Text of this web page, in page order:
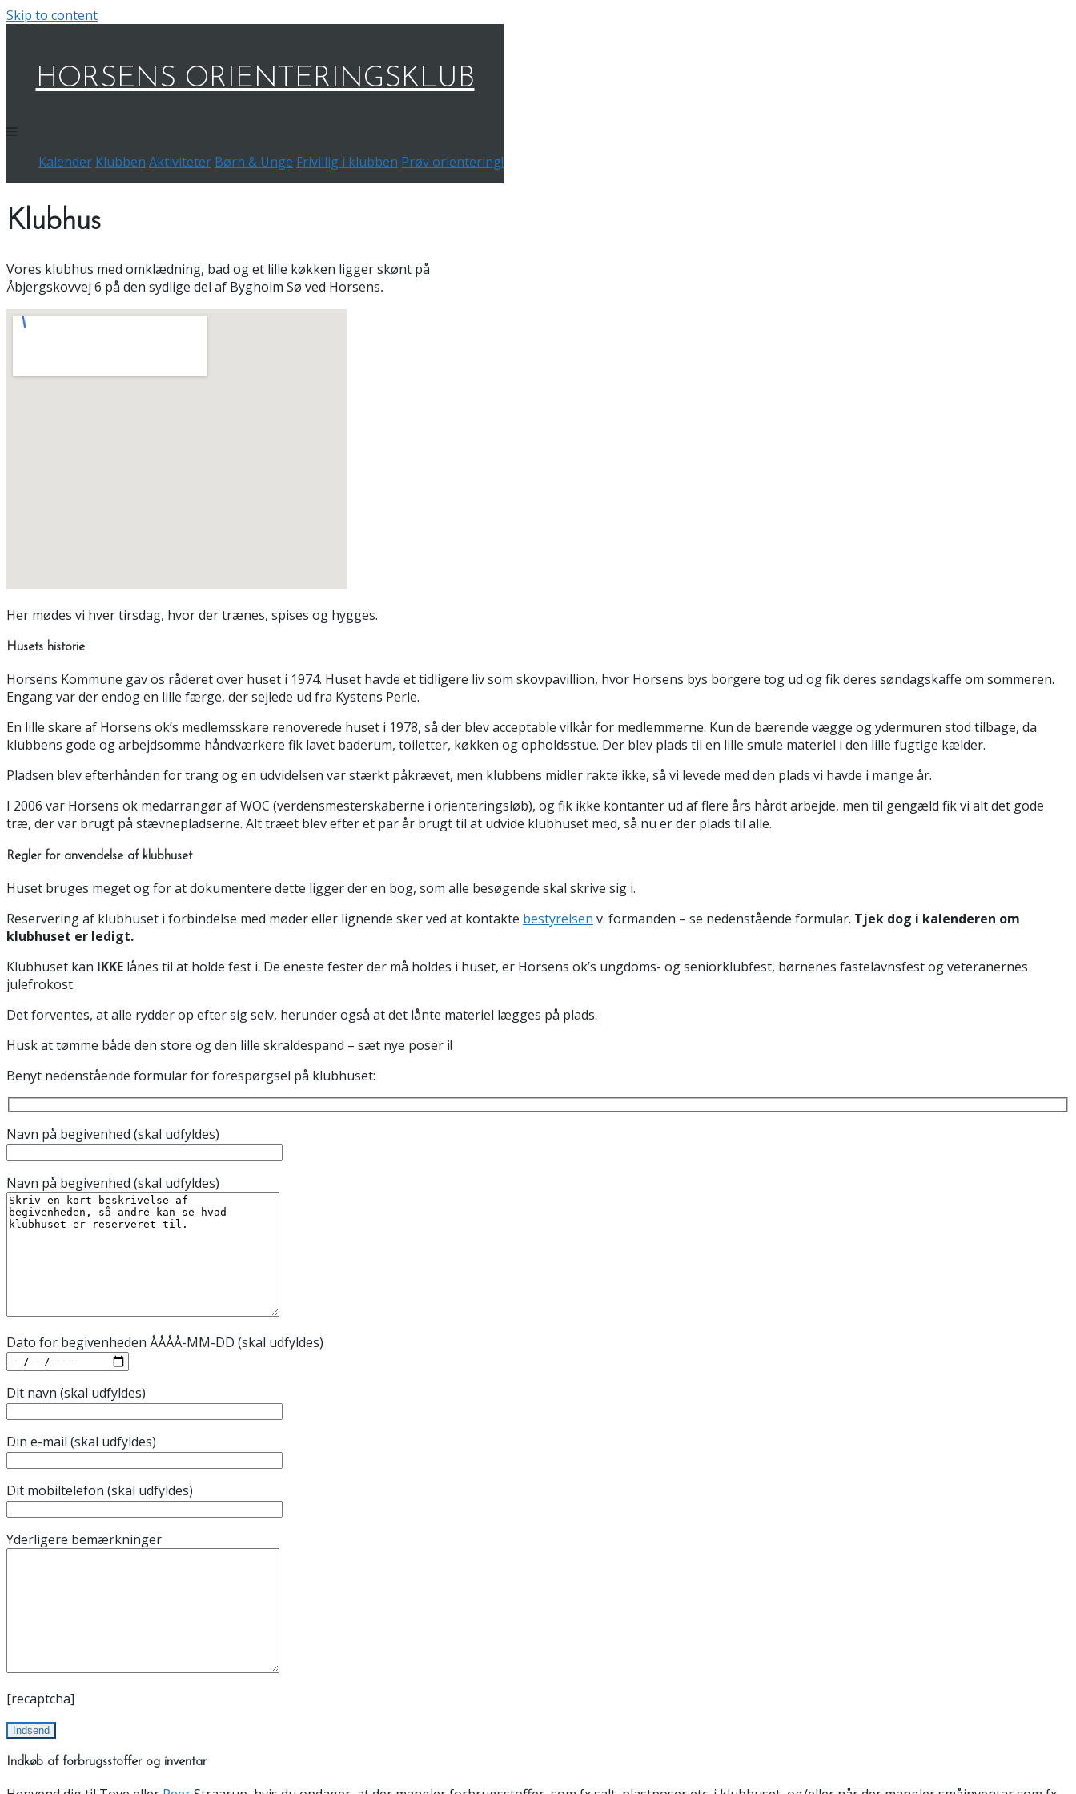
Skip to content
HORSENS ORIENTERINGSKLUB
Kalender Klubben Aktiviteter Børn & Unge Frivillig i klubben Prøv orientering!
Klubhus
Vores klubhus med omklædning, bad og et lille køkken ligger skønt på
Åbjergskovvej 6 på den sydlige del af Bygholm Sø ved Horsens.
Her mødes vi hver tirsdag, hvor der trænes, spises og hygges.
Husets historie
Horsens Kommune gav os råderet over huset i 1974. Huset havde et tidligere liv som skovpavillion, hvor Horsens bys borgere tog ud og fik deres søndagskaffe om sommeren.
Engang var der endog en lille færge, der sejlede ud fra Kystens Perle.
En lille skare af Horsens ok’s medlemsskare renoverede huset i 1978, så der blev acceptable vilkår for medlemmerne. Kun de bærende vægge og ydermuren stod tilbage, da
klubbens gode og arbejdsomme håndværkere fik lavet baderum, toiletter, køkken og opholdsstue. Der blev plads til en lille smule materiel i den lille fugtige kælder.
Pladsen blev efterhånden for trang og en udvidelsen var stærkt påkrævet, men klubbens midler rakte ikke, så vi levede med den plads vi havde i mange år.
I 2006 var Horsens ok medarrangør af WOC (verdensmesterskaberne i orienteringsløb), og fik ikke kontanter ud af flere års hårdt arbejde, men til gengæld fik vi alt det gode
træ, der var brugt på stævnepladserne. Alt træet blev efter et par år brugt til at udvide klubhuset med, så nu er der plads til alle.
Regler for anvendelse af klubhuset
Huset bruges meget og for at dokumentere dette ligger der en bog, som alle besøgende skal skrive sig i.
Reservering af klubhuset i forbindelse med møder eller lignende sker ved at kontakte bestyrelsen v. formanden – se nedenstående formular. Tjek dog i kalenderen om
klubhuset er ledigt.
Klubhuset kan IKKE lånes til at holde fest i. De eneste fester der må holdes i huset, er Horsens ok’s ungdoms- og seniorklubfest, børnenes fastelavnsfest og veteranernes
julefrokost.
Det forventes, at alle rydder op efter sig selv, herunder også at det lånte materiel lægges på plads.
Husk at tømme både den store og den lille skraldespand – sæt nye poser i!
Benyt nedenstående formular for forespørgsel på klubhuset:
Navn på begivenhed (skal udfyldes)
Navn på begivenhed (skal udfyldes)
Dato for begivenheden ÅÅÅÅ-MM-DD (skal udfyldes)
Dit navn (skal udfyldes)
Din e-mail (skal udfyldes)
Dit mobiltelefon (skal udfyldes)
Yderligere bemærkninger
[recaptcha]
Indkøb af forbrugsstoffer og inventar